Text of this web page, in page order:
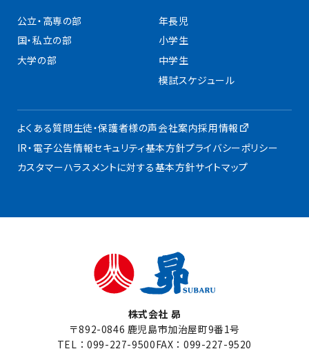
公立・高専の部
国・私立の部
大学の部
年長児
小学生
中学生
模試スケジュール
よくある質問生徒・保護者様の声会社案内採用情報
IR・電子公告情報セキュリティ基本方針プライバシーポリシー
カスタマーハラスメントに対する基本方針サイトマップ
株式会社 昴
〒892-0846 鹿児島市加治屋町9番1号
TEL：099-227-9500FAX：099-227-9520